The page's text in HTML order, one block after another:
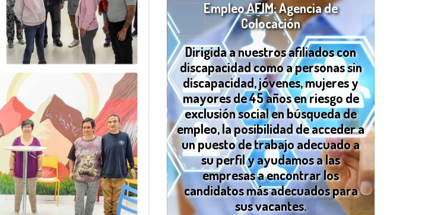
Empleo AFIM: Agencia de
Colocación
Dirigida a nuestros afiliados con
discapacidad como a personas sin
discapacidad, jóvenes, mujeres y
mayores de 45 años en riesgo de
exclusión social en búsqueda de
empleo, la posibilidad de acceder a
un puesto de trabajo adecuado a
su perfil y ayudamos a las
empresas a encontrar los
candidatos más adecuados para
sus vacantes.